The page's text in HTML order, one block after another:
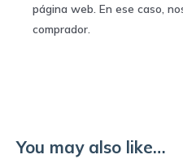
página web. En ese caso,
comprador.
You may also like…